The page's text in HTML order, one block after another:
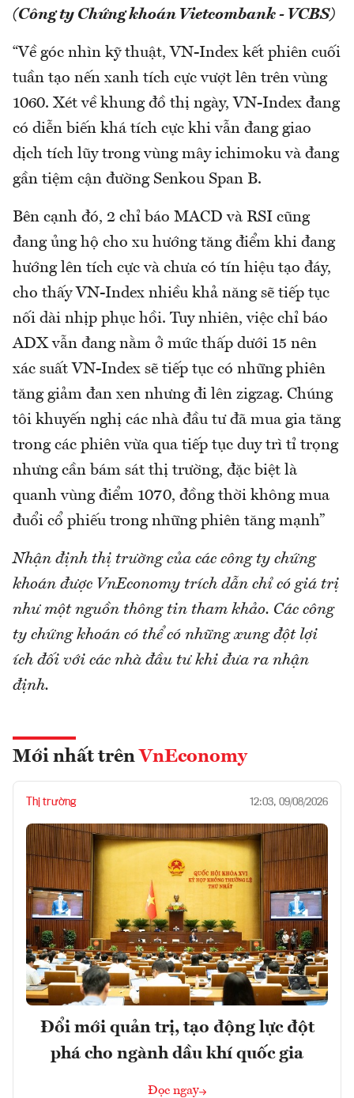
(Công ty Chứng khoán Vietcombank - VCBS)
“Về góc nhìn kỹ thuật, VN-Index kết phiên cuối
tuần tạo nến xanh tích cực vượt lên trên vùng
1060. Xét về khung đồ thị ngày, VN-Index đang
có diễn biến khá tích cực khi vẫn đang giao
dịch tích lũy trong vùng mây ichimoku và đang
gần tiệm cận đường Senkou Span B.
Bên cạnh đó, 2 chỉ báo MACD và RSI cũng
đang ủng hộ cho xu hướng tăng điểm khi đang
hướng lên tích cực và chưa có tín hiệu tạo đáy,
cho thấy VN-Index nhiều khả năng sẽ tiếp tục
nối dài nhịp phục hồi. Tuy nhiên, việc chỉ báo
ADX vẫn đang nằm ở mức thấp dưới 15 nên
xác suất VN-Index sẽ tiếp tục có những phiên
tăng giảm đan xen nhưng đi lên zigzag. Chúng
tôi khuyến nghị các nhà đầu tư đã mua gia tăng
trong các phiên vừa qua tiếp tục duy trì tỉ trọng
nhưng cần bám sát thị trường, đặc biệt là
quanh vùng điểm 1070, đồng thời không mua
đuổi cổ phiếu trong những phiên tăng mạnh”
Nhận định thị trường của các công ty chứng
khoán được VnEconomy trích dẫn chỉ có giá trị
như một nguồn thông tin tham khảo. Các công
ty chứng khoán có thể có những xung đột lợi
ích đối với các nhà đầu tư khi đưa ra nhận
định.
Mới nhất trên VnEconomy
Thị trường 12:03, 09/08/2026
Đổi mới quản trị, tạo động lực đột
phá cho ngành dầu khí quốc gia
Đọc ngay